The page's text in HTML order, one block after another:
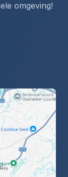
omgeving!